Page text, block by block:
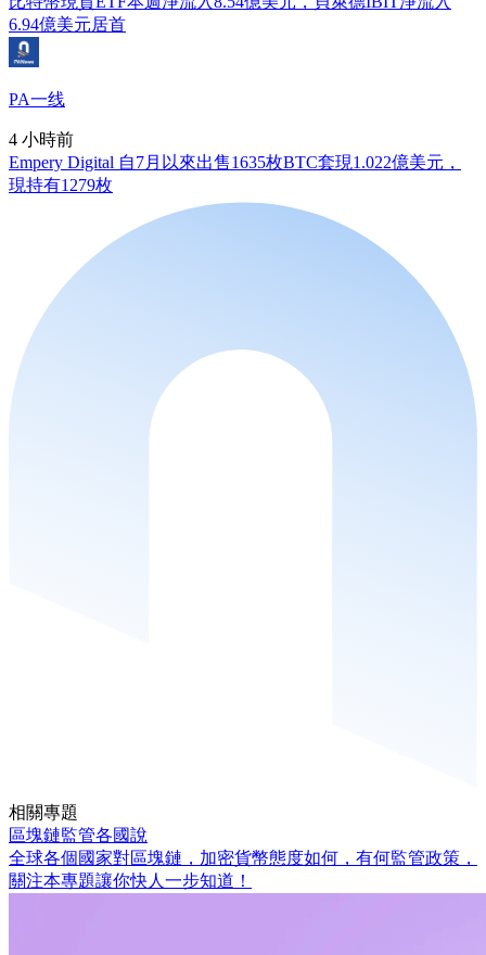
6.94億美元居首
PA一线
4 小時前
Empery Digital 自7月以來出售1635枚BTC套現1.022億美元，
現持有1279枚
相關專題
區塊鏈監管各國說
全球各個國家對區塊鏈，加密貨幣態度如何，有何監管政策，
關注本專題讓你快人一步知道！